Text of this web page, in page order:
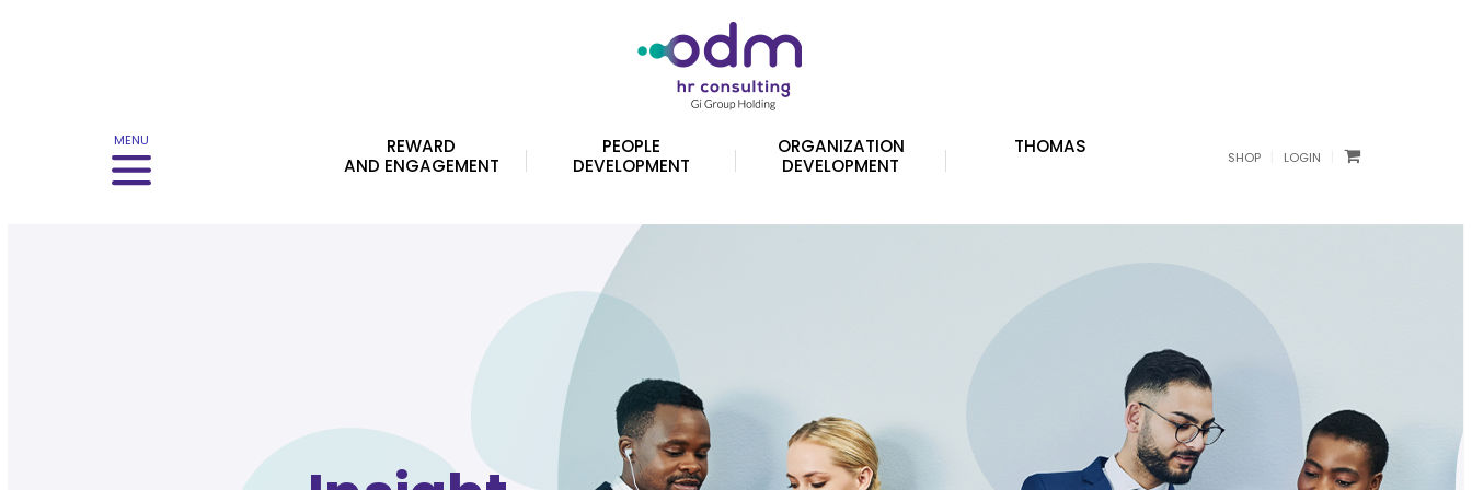
Menu principale
MENU
REWARD
AND ENGAGEMENT
PEOPLE
DEVELOPMENT
ORGANIZATION
DEVELOPMENT
THOMAS SHOP LOGIN